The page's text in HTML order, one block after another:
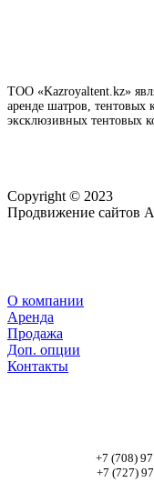
ТОО «Kazroyaltent.kz»
аренде шатров,
эксклюзивных тентовых
Copyright © 2023
Продвижение сайтов
О компании
Аренда
Продажа
Доп. опции
Контакты
+7 (708)
+7 (727)